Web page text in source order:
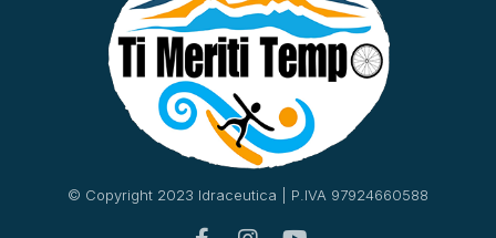
© Copyright 2023 Idraceutica | P.IVA 97924660588